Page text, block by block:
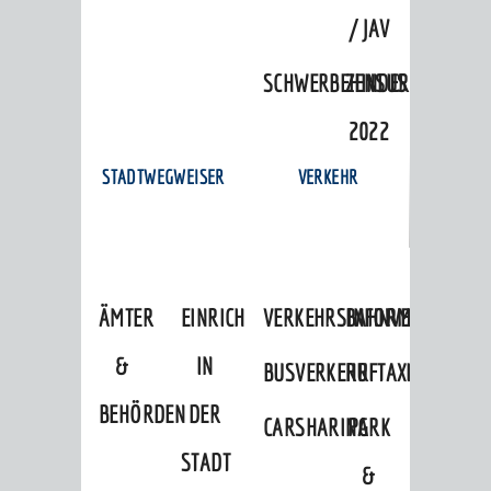
/ JAV
ZENSUS
2022
STADTWEGWEISER
ÄMTER
&
BEHÖRDEN
EINRICHTUNGEN
IN
DER
STADT
VERKEHR
VERKEHRSINFORMATIONEN
BAHNVERKEHR
BUSVERKEHRRUFTAXI
CARSHARINGPARK
&